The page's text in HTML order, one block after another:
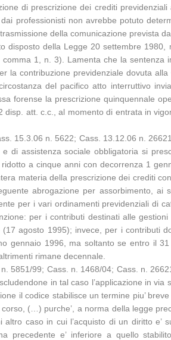
di prescrizione dei crediti
professionisti non avrebbe potuto
della comunicazione prevista
della Legge 20 settembre
1, n. 3). Lamenta che la
contribuzione previdenziale dovuta alla
del pacifico atto interruttivo
forense la prescrizione quinquennale
att. c.c., al momento di entrata in
15.3.06 n. 5622; Cass. 13.12.06 n.
assistenza sociale obbligatoria si
a cinque anni con decorrenza 1
materia della prescrizione dei crediti
abrogazione per assorbimento, ai
per i vari ordinamenti previdenziali di
per i contributi destinati alle
agosto 1995); invece, per i contributi
1996, ma soltanto se entro il
rimane decennale.
5851/99; Cass. n. 1468/04; Cass. n.
in tal caso l’applicazione in
il codice stabilisce un termine piu’
(…) purche’, a norma della legge
caso in cui l’acquisto di un diritto e’
e’ inferiore a quello